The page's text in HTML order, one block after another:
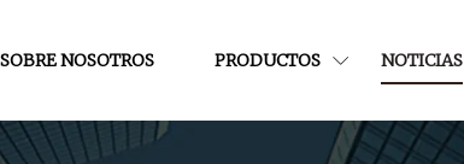
SOBRE NOSOTROS PRODUCTOS NOTICIAS